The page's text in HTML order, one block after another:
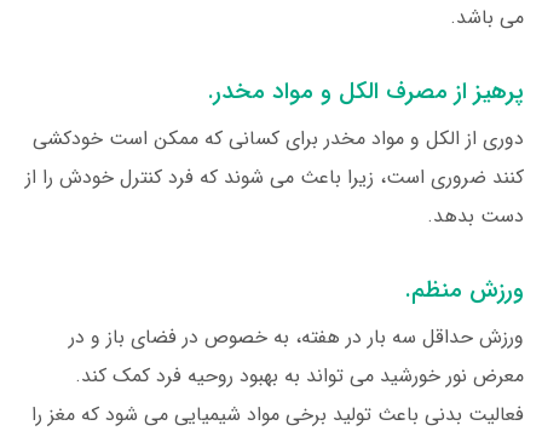
می باشد.
پرهیز از مصرف الکل و مواد مخدر.
دوری از الکل و مواد مخدر برای کسانی که ممکن است خودکشی
کنند ضروری است، زیرا باعث می شوند که فرد کنترل خودش را از
دست بدهد.
ورزش منظم.
ورزش حداقل سه بار در هفته، به خصوص در فضای باز و در
معرض نور خورشید می تواند به بهبود روحیه فرد کمک کند.
فعالیت بدنی باعث تولید برخی مواد شیمیایی می شود که مغز را